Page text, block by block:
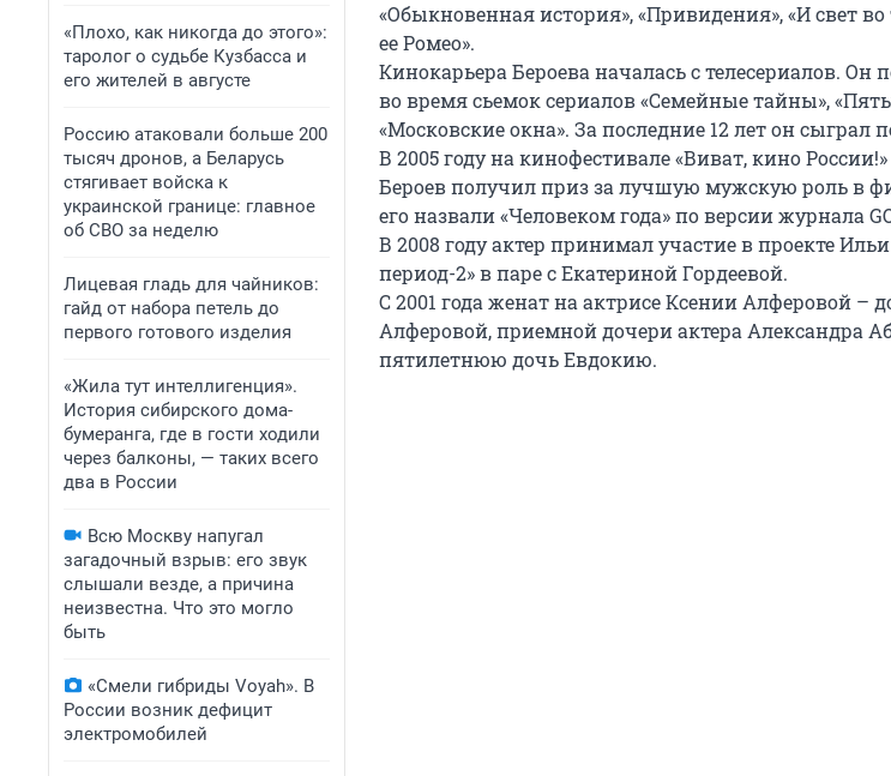
«Плохо, как никогда до этого»:
таролог о судьбе Кузбасса и
его жителей в августе
Россию атаковали больше 200
тысяч дронов, а Беларусь
стягивает войска к
украинской границе: главное
об СВО за неделю
Лицевая гладь для чайников:
гайд от набора петель до
первого готового изделия
«Жила тут интеллигенция».
История сибирского дома-
бумеранга, где в гости ходили
через балконы, — таких всего
два в России
Всю Москву напугал
загадочный взрыв: его звук
слышали везде, а причина
неизвестна. Что это могло
быть
«Смели гибриды Voyah». В
России возник дефицит
электромобилей
«Обыкновенная история», «Привидения», «И свет
ее Ромео».
Кинокарьера Бероева началась с телесериалов. Он
во время сьемок сериалов «Семейные тайны»,
«Московские окна». За последние 12 лет он сыграл
В 2005 году на кинофестивале «Виват, кино
Бероев получил приз за лучшую мужскую роль в
его назвали «Человеком года» по версии журнала
В 2008 году актер принимал участие в проекте
период-2» в паре с Екатериной Гордеевой.
С 2001 года женат на актрисе Ксении Алферовой –
Алферовой, приемной дочери актера Александра
пятилетнюю дочь Евдокию.